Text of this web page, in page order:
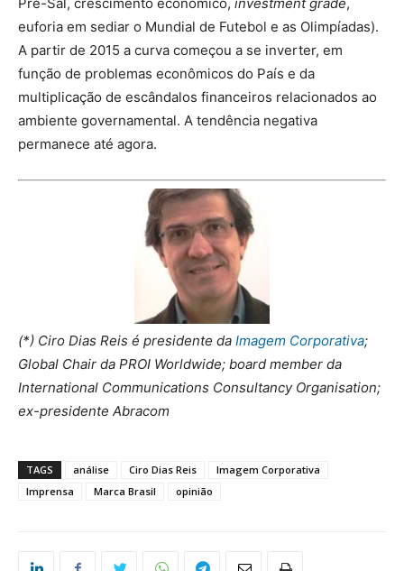
euforia em sediar o Mundial de Futebol e as Olimpíadas).
A partir de 2015 a curva começou a se inverter, em
função de problemas econômicos do País e da
multiplicação de escândalos financeiros relacionados ao
ambiente governamental. A tendência negativa
permanece até agora.
(*) Ciro Dias Reis é presidente da Imagem Corporativa;
Global Chair da PROI Worldwide; board member da
International Communications Consultancy Organisation;
ex-presidente Abracom
TAGS análise Ciro Dias Reis
Imagem Corporativa
Imprensa
Marca Brasil opinião